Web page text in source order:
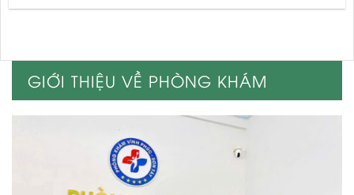
GIỚI THIỆU VỀ PHÒNG KHÁM